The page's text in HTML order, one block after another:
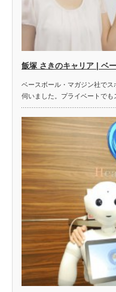
飯塚 さきのキャリア | ベ
ベースボール・マガジン社で
伺いました。プライベートでも